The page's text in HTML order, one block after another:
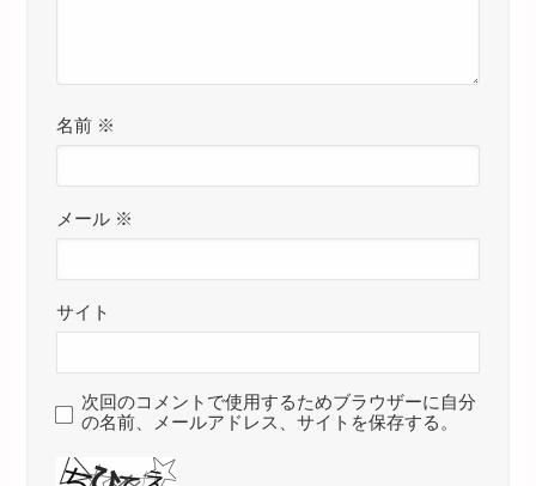
名前 ※
メール ※
サイト
次回のコメントで使用するためブラウザーに自分
の名前、メールアドレス、サイトを保存する。